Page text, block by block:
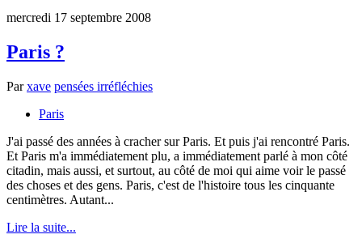
mercredi 17 septembre 2008
Paris ?
Parxave pensées irréfléchies
Paris
J'ai passé des années à cracher sur Paris. Et puis j'ai rencontré Paris.
Et Paris m'a immédiatement plu, a immédiatement parlé à mon côté
citadin, mais aussi, et surtout, au côté de moi qui aime voir le passé
des choses et des gens. Paris, c'est de l'histoire tous les cinquante
centimètres. Autant...
Lire la suite...